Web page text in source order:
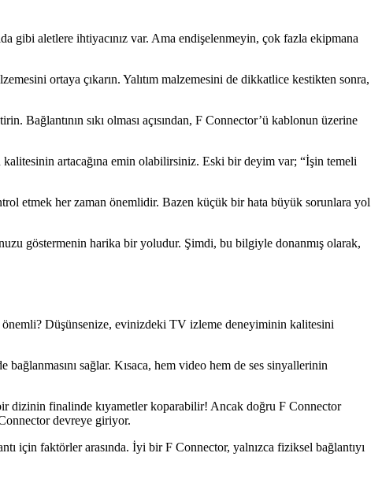
gibi aletlere ihtiyacınız var. Ama endişelenmeyin, çok fazla ekipmana
ortaya çıkarın. Yalıtım malzemesini de dikkatlice kestikten sonra,
Bağlantının sıkı olması açısından, F Connector’ü kablonun üzerine
artacağına emin olabilirsiniz. Eski bir deyim var; “İşin temeli
etmek her zaman önemlidir. Bazen küçük bir hata büyük sorunlara yol
göstermenin harika bir yoludur. Şimdi, bu bilgiyle donanmış olarak,
önemli? Düşünsenize, evinizdeki TV izleme deneyiminin kalitesini
sağlar. Kısaca, hem video hem de ses sinyallerinin
dizinin finalinde kıyametler koparabilir! Ancak doğru F Connector
devreye giriyor.
için faktörler arasında. İyi bir F Connector, yalnızca fiziksel bağlantıyı